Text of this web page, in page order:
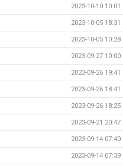
2023-10-10 10:01
2023-10-05 18:31
2023-10-05 10:28
2023-09-27 10:00
2023-09-26 19:41
2023-09-26 18:41
2023-09-26 18:25
2023-09-21 20:47
2023-09-14 07:40
2023-09-14 07:39